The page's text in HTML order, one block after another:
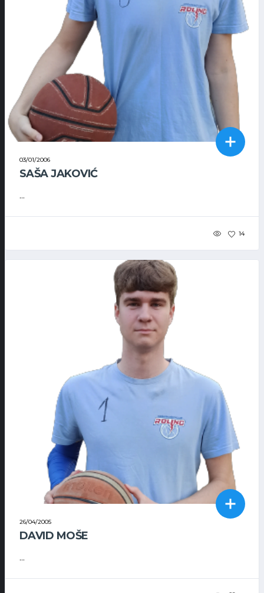
03/01/2006
SAŠA JAKOVIĆ
...
14
26/04/2005
DAVID MOŠE
...